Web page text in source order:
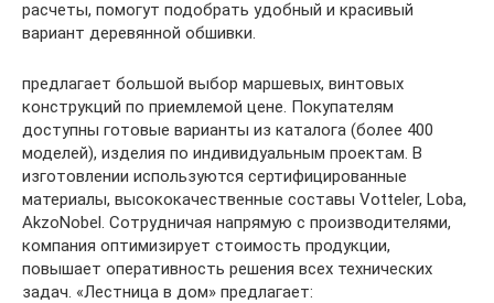
расчеты, помогут подобрать удобный и красивый
вариант деревянной обшивки.
предлагает большой выбор маршевых, винтовых
конструкций по приемлемой цене. Покупателям
доступны готовые варианты из каталога (более 400
моделей), изделия по индивидуальным проектам. В
изготовлении используются сертифицированные
материалы, высококачественные составы Votteler, Loba,
AkzoNobel. Сотрудничая напрямую с производителями,
компания оптимизирует стоимость продукции,
повышает оперативность решения всех технических
задач. «Лестница в дом» предлагает: